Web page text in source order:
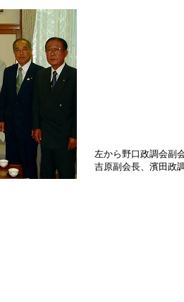
左から野口政調会副
吉原副会長、濱田政